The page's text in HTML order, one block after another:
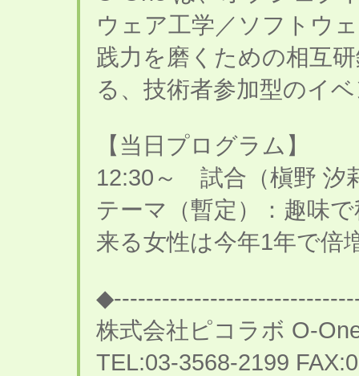
ウェア工学／ソフトウ
践力を磨くための相互
る、技術者参加型のイ
【当日プログラム】
12:30～ 試合（槇野 汐
テーマ（暫定）：趣味
来る女性は今年1年で倍
株式会社ピコラボ O-
TEL:03-3568-2199